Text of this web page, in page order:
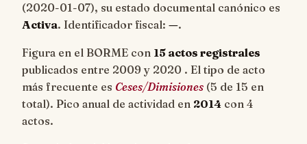
(2020-01-07), su estado documental canónico es
Activa. Identificador fiscal: —.
Figura en el BORME con 15 actos registrales
publicados entre 2009 y 2020 . El tipo de acto
más frecuente es Ceses/Dimisiones (5 de 15 en
total). Pico anual de actividad en 2014 con 4
actos.